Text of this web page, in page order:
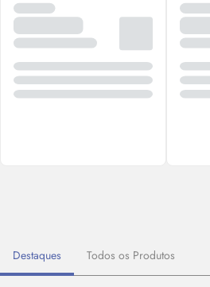
Destaques Todos os Produtos